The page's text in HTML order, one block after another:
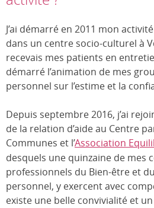
J’ai démarré en 2011 mon
dans un centre socio-culturel à
recevais mes patients en
démarré l’animation de mes
personnel sur l’estime et la
Depuis septembre 2016, j’ai
de la relation d’aide au Centre
Communes et l’Association
desquels une quinzaine de mes
professionnels du Bien-être et
personnel, y exercent avec
existe une belle convivialité et